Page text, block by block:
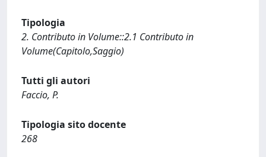
Tipologia
2. Contributo in Volume::2.1 Contributo in
Volume(Capitolo,Saggio)
Tutti gli autori
Faccio, P.
Tipologia sito docente
268